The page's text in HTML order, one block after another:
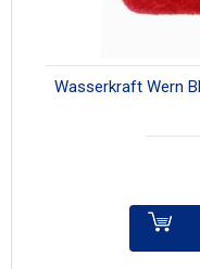
Wasserkraft Wern